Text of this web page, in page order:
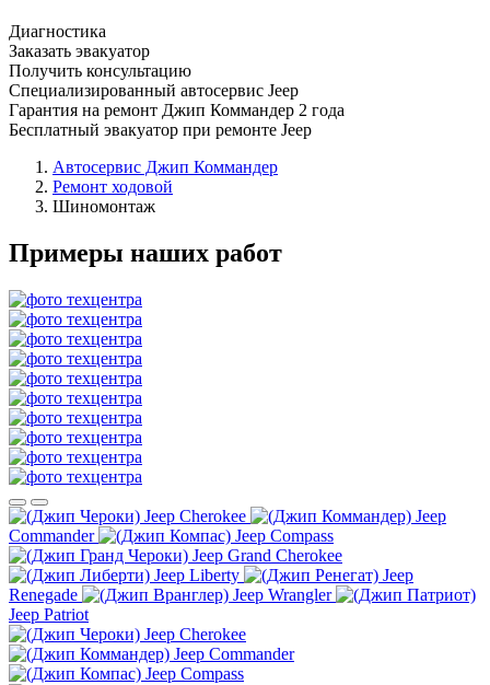
Диагностика
Заказать эвакуатор
Получить консультацию
Специализированный автосервис Jeep
Гарантия на ремонт Джип Коммандер 2 года
Бесплатный эвакуатор при ремонте Jeep
Автосервис Джип Коммандер
Ремонт ходовой
Шиномонтаж
Примеры наших работ
Jeep Cherokee
Jeep
Commander
Jeep Compass
Jeep Grand Cherokee
Jeep Liberty
Jeep
Renegade
Jeep Wrangler
Jeep Patriot
Jeep Cherokee
Jeep Commander
Jeep Compass